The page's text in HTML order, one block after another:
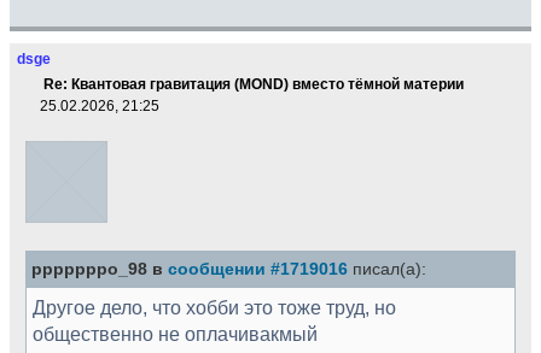
dsge
Re: Квантовая гравитация (MOND) вместо тёмной материи
25.02.2026, 21:25
pppppppo_98 в сообщении #1719016 писал(а):
Другое дело, что хобби это тоже труд, но
общественно не оплачивакмый